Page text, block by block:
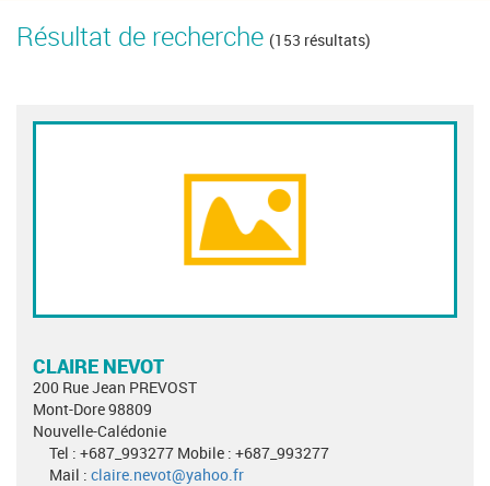
Résultat de recherche (153 résultats)
CLAIRE NEVOT
200 Rue Jean PREVOST
Mont-Dore 98809
Nouvelle-Calédonie
Tel : +687_993277 Mobile : +687_993277
Mail : claire.nevot@yahoo.fr